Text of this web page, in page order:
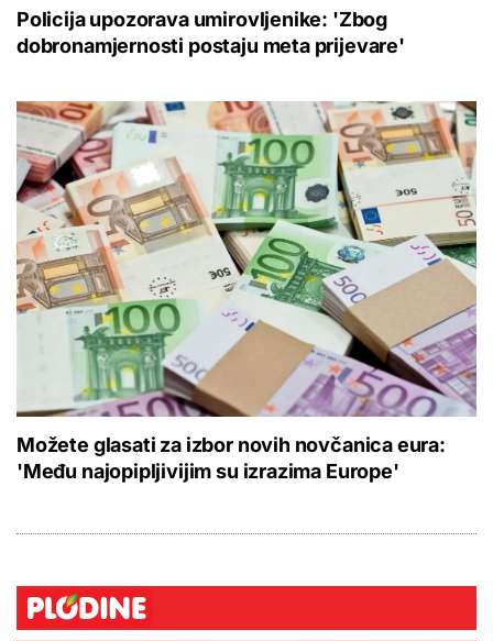
Policija upozorava umirovljenike: 'Zbog
dobronamjernosti postaju meta prijevare'
Možete glasati za izbor novih novčanica eura:
'Među najopipljivijim su izrazima Europe'